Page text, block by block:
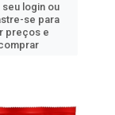
seu login ou
se para
preços e